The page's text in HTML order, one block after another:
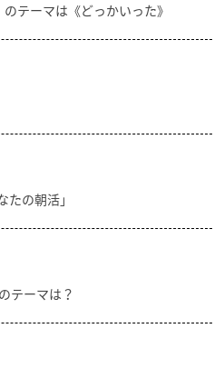
テーマは《どっかいった》
の朝活」
テーマは？